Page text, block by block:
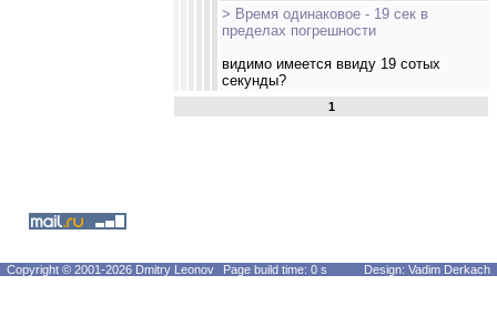
> Время одинаковое - 19 сек в
пределах погрешности
видимо имеется ввиду 19 сотых
секунды?
1
Copyright © 2001-2026 Dmitry Leonov Page build time: 0 s Design: Vadim Derkach